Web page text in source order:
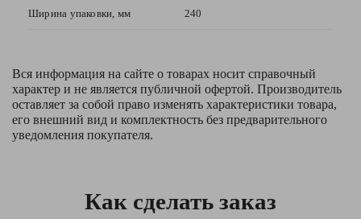
Ширина упаковки, мм 240
Вся информация на сайте о товарах носит справочный
характер и не является публичной офертой. Производитель
оставляет за собой право изменять характеристики товара,
его внешний вид и комплектность без предварительного
уведомления покупателя.
Как сделать заказ